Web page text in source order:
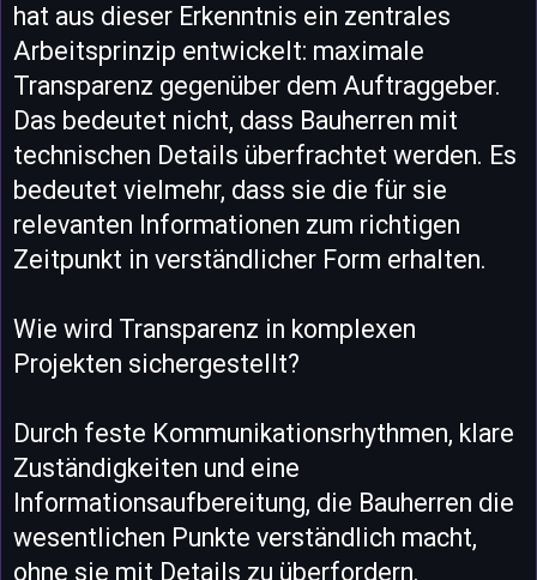
hat aus dieser Erkenntnis ein zentrales
Arbeitsprinzip entwickelt: maximale
Transparenz gegenüber dem Auftraggeber.
Das bedeutet nicht, dass Bauherren mit
technischen Details überfrachtet werden. Es
bedeutet vielmehr, dass sie die für sie
relevanten Informationen zum richtigen
Zeitpunkt in verständlicher Form erhalten.
Wie wird Transparenz in komplexen
Projekten sichergestellt?
Durch feste Kommunikationsrhythmen, klare
Zuständigkeiten und eine
Informationsaufbereitung, die Bauherren die
wesentlichen Punkte verständlich macht,
ohne sie mit Details zu überfordern.